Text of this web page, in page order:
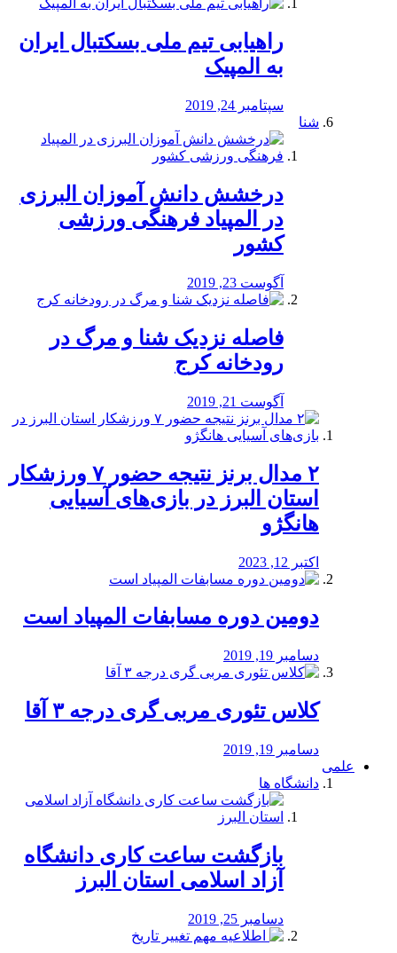
راهیابی تیم ملی بسکتبال ایران
به المپیک
سپتامبر 24, 2019
شنا
درخشش دانش آموزان البرزی
در المپیاد فرهنگی ورزشی
کشور
آگوست 23, 2019
️فاصله نزدیک شنا و مرگ در
رودخانه کرج
آگوست 21, 2019
۲ مدال برنز نتیجه حضور ۷ ورزشکار
استان البرز در بازی‌های آسیایی
هانگژو
اکتبر 12, 2023
دومین دوره مسابفات المپیاد است
دسامبر 19, 2019
کلاس تئوری مربی گری درجه ۳ آقا
دسامبر 19, 2019
علمی
دانشگاه ها
بازگشت ساعت کاری دانشگاه
آزاد اسلامی استان البرز
دسامبر 25, 2019